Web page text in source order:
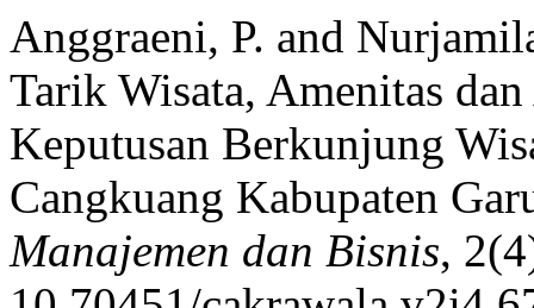
Anggraeni, P. and
Tarik Wisata, Amenitas
Keputusan Berkunjung
Cangkuang Kabupaten
Manajemen dan Bisnis,